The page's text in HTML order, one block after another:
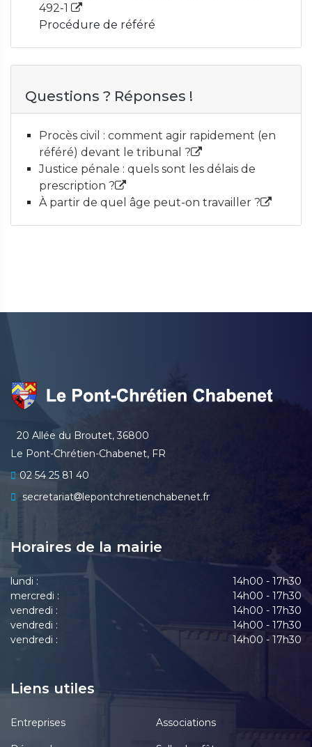
492-1
Procédure de référé
Questions ? Réponses !
Procès civil : comment agir rapidement (en
référé) devant le tribunal ?
Justice pénale : quels sont les délais de
prescription ?
À partir de quel âge peut-on travailler ?
20 Allée du Broutet, 36800
Le Pont-Chrétien-Chabenet, FR
02 54 25 81 40
secretariat
lepontchretienchabenet.fr
Horaires de la mairie
lundi :
14h00 - 17h30
mercredi :
14h00 - 17h30
vendredi :
14h00 - 17h30
vendredi :
14h00 - 17h30
vendredi :
14h00 - 17h30
Liens utiles
Entreprises Associations